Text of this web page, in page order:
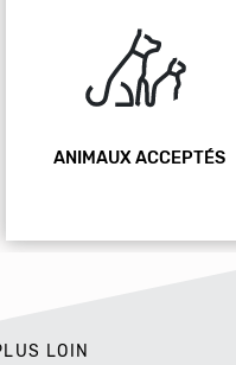
PARKING GRATUIT
LOIN